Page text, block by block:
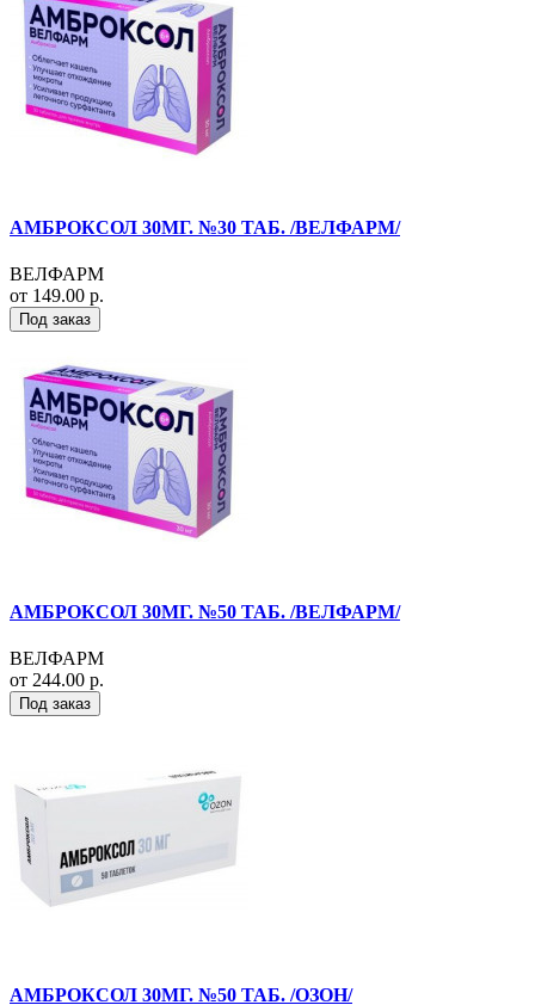
АМБРОКСОЛ 30МГ. №30 ТАБ. /ВЕЛФАРМ/
ВЕЛФАРМ
от 149.00 р.
Под заказ
АМБРОКСОЛ 30МГ. №50 ТАБ. /ВЕЛФАРМ/
ВЕЛФАРМ
от 244.00 р.
Под заказ
АМБРОКСОЛ 30МГ. №50 ТАБ. /ОЗОН/